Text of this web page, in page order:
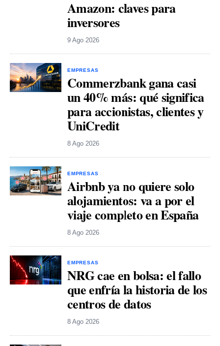
Amazon: claves para
inversores
9 Ago 2026
EMPRESAS
Commerzbank gana casi
un 40% más: qué significa
para accionistas, clientes y
UniCredit
8 Ago 2026
EMPRESAS
Airbnb ya no quiere solo
alojamientos: va a por el
viaje completo en España
8 Ago 2026
EMPRESAS
NRG cae en bolsa: el fallo
que enfría la historia de los
centros de datos
8 Ago 2026